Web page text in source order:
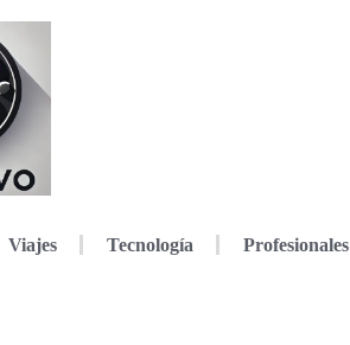
Viajes Tecnología Profesionales